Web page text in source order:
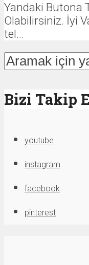
Yandaki Butona
Olabilirsiniz. İyi
tel...
Bizi Takip
youtube
instagram
facebook
pinterest